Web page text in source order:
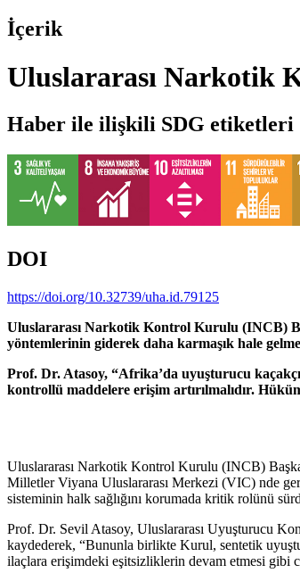
İçerik
Uluslararası Narkotik
Haber ile ilişkili SDG etiketleri
DOI
https://doi.org/10.32739/uha.id.79125
Uluslararası Narkotik Kontrol Kurulu (INCB)
yöntemlerinin giderek daha karmaşık hale
Prof. Dr. Atasoy, “Afrika’da uyuşturucu
kontrollü maddelere erişim artırılmalıdır.
Uluslararası Narkotik Kontrol Kurulu (INCB)
Milletler Viyana Uluslararası Merkezi (VIC) nde
sisteminin halk sağlığını korumada kritik rolünü
Prof. Dr. Sevil Atasoy, Uluslararası Uyuşturucu
kaydederek, “Bununla birlikte Kurul, sentetik
ilaçlara erişimdeki eşitsizliklerin devam etmesi gibi